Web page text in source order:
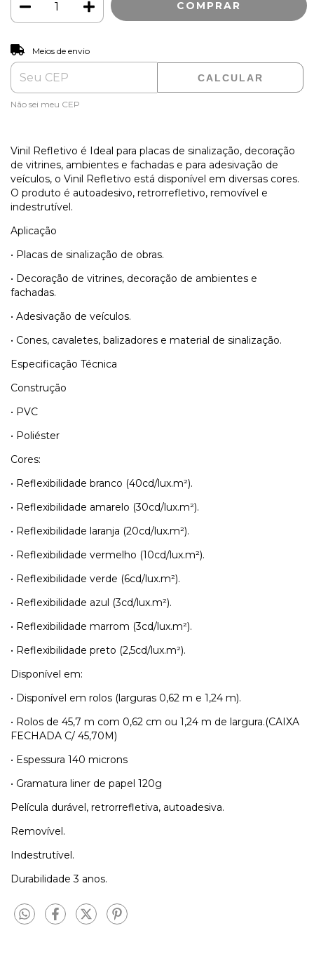
Entregas para o CEP:
Meios de envio
CALCULAR
Não sei meu CEP
Vinil Refletivo é Ideal para placas de sinalização, decoração
de vitrines, ambientes e fachadas e para adesivação de
veículos, o Vinil Refletivo está disponível em diversas cores.
O produto é autoadesivo, retrorrefletivo, removível e
indestrutível.
Aplicação
• Placas de sinalização de obras.
• Decoração de vitrines, decoração de ambientes e
fachadas.
• Adesivação de veículos.
• Cones, cavaletes, balizadores e material de sinalização.
Especificação Técnica
Construção
• PVC
• Poliéster
Cores:
• Reflexibilidade branco (40cd/lux.m²).
• Reflexibilidade amarelo (30cd/lux.m²).
• Reflexibilidade laranja (20cd/lux.m²).
• Reflexibilidade vermelho (10cd/lux.m²).
• Reflexibilidade verde (6cd/lux.m²).
• Reflexibilidade azul (3cd/lux.m²).
• Reflexibilidade marrom (3cd/lux.m²).
• Reflexibilidade preto (2,5cd/lux.m²).
Disponível em:
• Disponível em rolos (larguras 0,62 m e 1,24 m).
• Rolos de 45,7 m com 0,62 cm ou 1,24 m de largura.(CAIXA
FECHADA C/ 45,70M)
• Espessura 140 microns
• Gramatura liner de papel 120g
Película durável, retrorrefletiva, autoadesiva.
Removível.
Indestrutível.
Durabilidade 3 anos.